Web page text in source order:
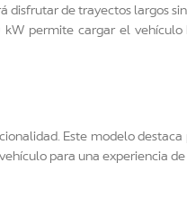
disfrutar de trayectos largos
permite cargar el
Este modelo
para una experiencia